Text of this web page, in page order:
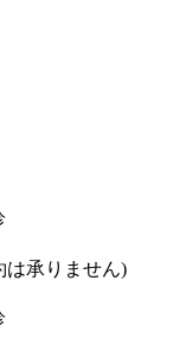
は承りません)